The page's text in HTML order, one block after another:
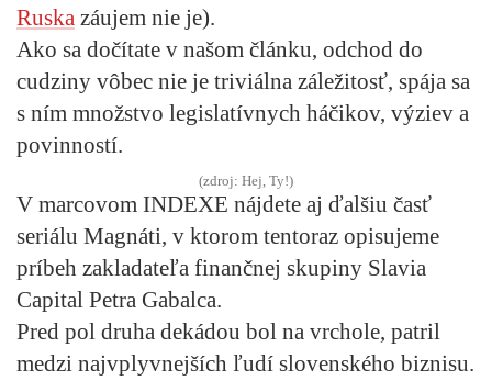
Ruska záujem nie je).
Ako sa dočítate v našom článku, odchod do
cudziny vôbec nie je triviálna záležitosť, spája sa
s ním množstvo legislatívnych háčikov, výziev a
povinností.
(zdroj: Hej, Ty!)
V marcovom INDEXE nájdete aj ďalšiu časť
seriálu Magnáti, v ktorom tentoraz opisujeme
príbeh zakladateľa finančnej skupiny Slavia
Capital Petra Gabalca.
Pred pol druha dekádou bol na vrchole, patril
medzi najvplyvnejších ľudí slovenského biznisu.